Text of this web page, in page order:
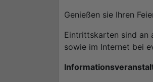
Genießen sie Ihren
Eintrittskarten sind an
sowie im Internet bei